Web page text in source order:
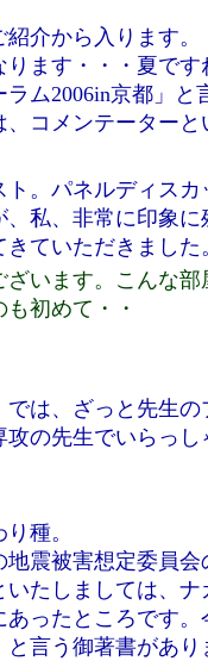
介から入ります。
ります・・・夏で
ラム2006in京都」
、コメンテーター
。パネルディス
、私、非常に印象
ていただきました
ざいます。こんな
初めて・・
では、ざっと先生
の先生でいらっ
種。
地震被害想定委員
いたしましては、
ったところです
と言う御著書があり